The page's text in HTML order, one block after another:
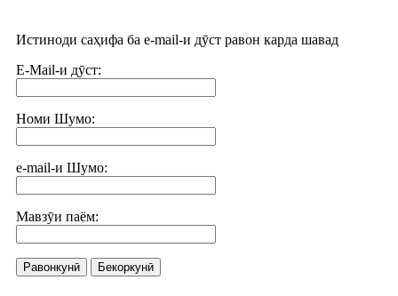
Истиноди саҳифа ба e-mail-и дӯст равон карда шавад
E-Mail-и дӯст:
Номи Шумо:
e-mail-и Шумо:
Мавзӯи паём:
Равонкунӣ Бекоркунӣ